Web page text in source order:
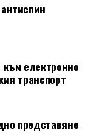
към електронно
транспорт
представяне